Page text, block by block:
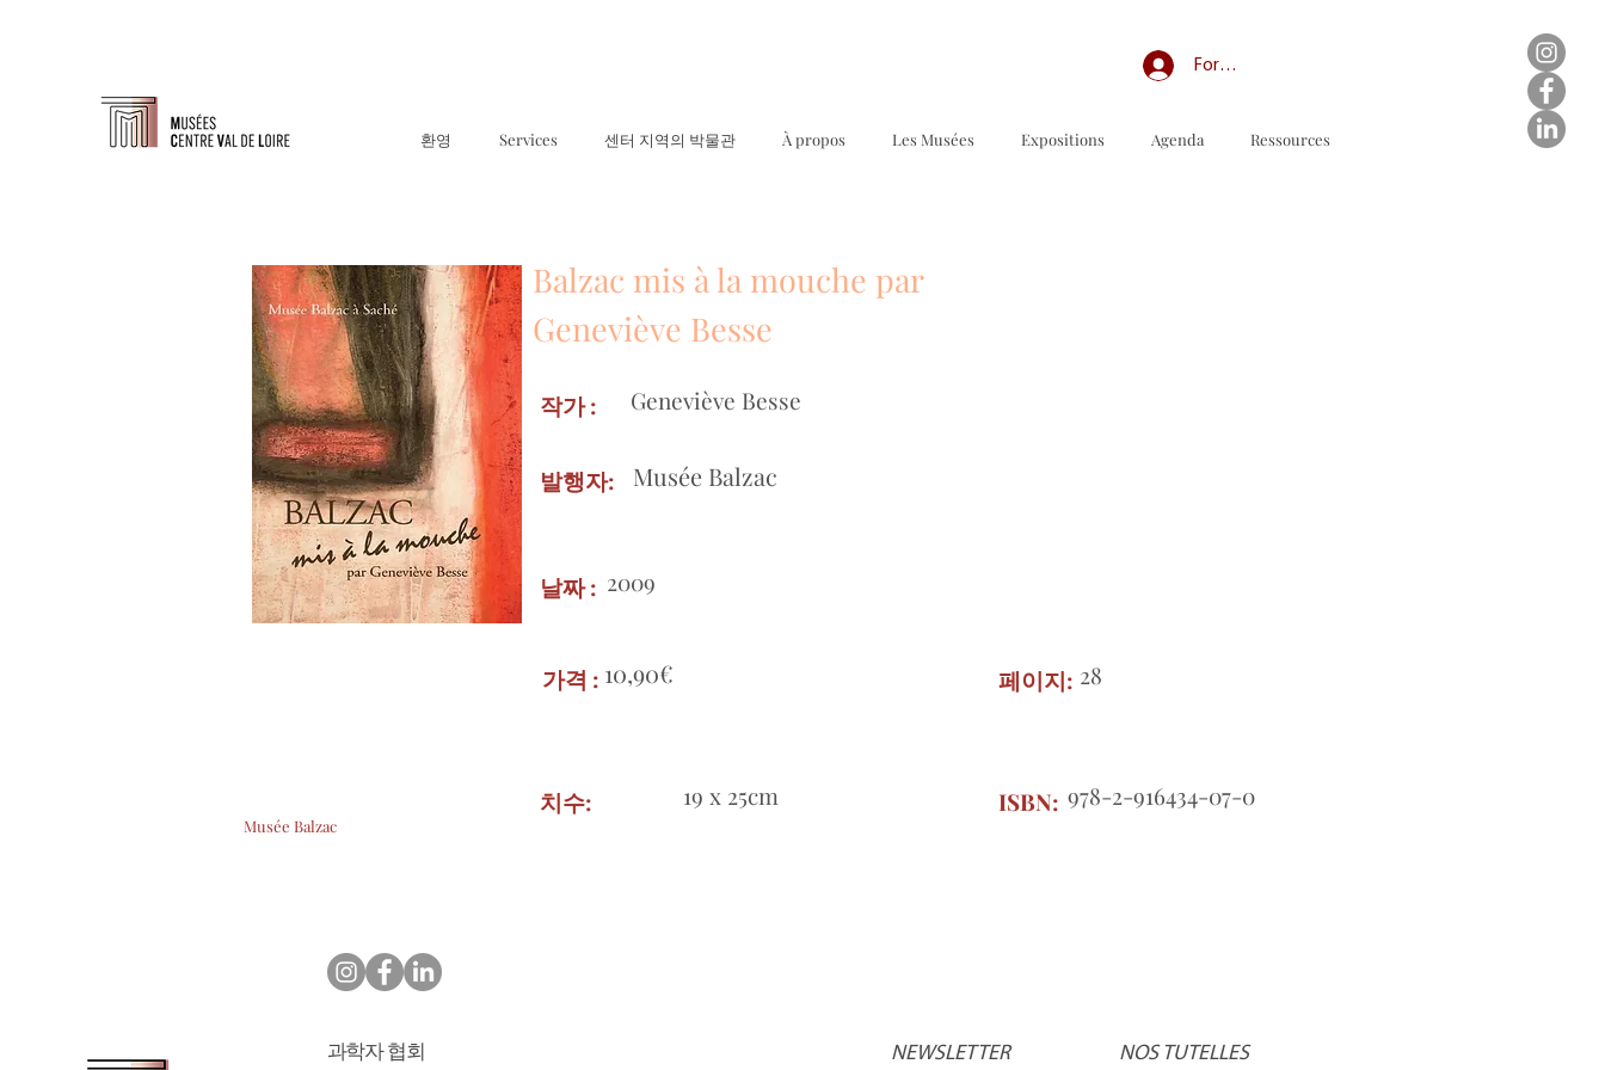
Forum professionnel/My Groups
환영 Services 센터 지역의 박물관 À propos Les Musées Expositions Agenda Ressources
Balzac mis à la mouche par
Geneviève Besse
작가 : Geneviève Besse
Musée Balzac
발행자:
2009
날짜 :
10,90€
가격 : 28
페이지:
Musée Balzac
19 x 25cm
치수: 978-2-916434-07-0
ISBN:
과학자 협회 NEWSLETTER NOS TUTELLES